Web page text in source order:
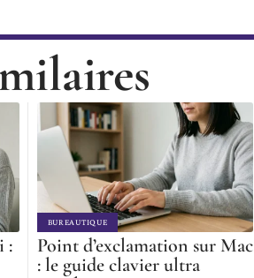
:
BUREAUTIQUE
Point d’exclamation sur Mac
: le guide clavier ultra